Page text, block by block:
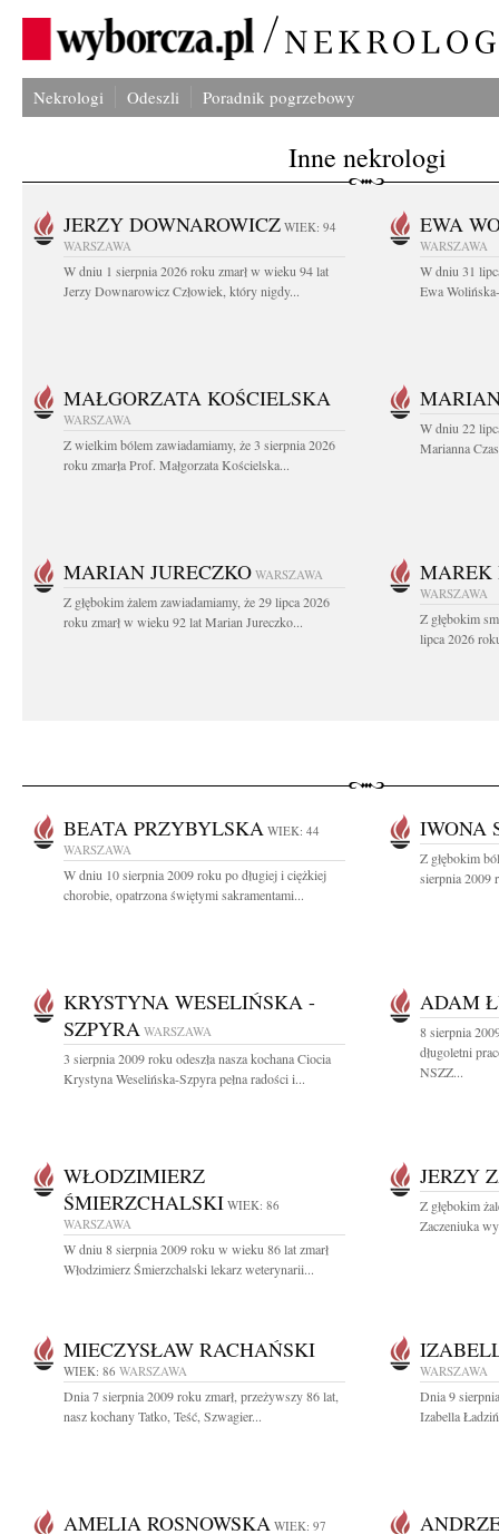
Nekrologi Odeszli Poradnik pogrzebowy
Inne nekrologi
JERZY DOWNAROWICZ WIEK: 94
WARSZAWA
W dniu 1 sierpnia 2026 roku zmarł w wieku 94 lat
Jerzy Downarowicz Człowiek, który nigdy...
EWA
WARSZAWA
W dniu 31
Ewa
MAŁGORZATA KOŚCIELSKA
WARSZAWA
Z wielkim bólem zawiadamiamy, że 3 sierpnia 2026
roku zmarła Prof. Małgorzata Kościelska...
W dniu 22
Marianna
MARIAN JURECZKO WARSZAWA
Z głębokim żalem zawiadamiamy, że 29 lipca 2026
roku zmarł w wieku 92 lat Marian Jureczko...
MAREK
WARSZAWA
Z głębokim
lipca 2026
BEATA PRZYBYLSKA WIEK: 44
WARSZAWA
W dniu 10 sierpnia 2009 roku po długiej i ciężkiej
chorobie, opatrzona świętymi sakramentami...
IWONA
Z głębokim
sierpnia 2009
KRYSTYNA WESELIŃSKA -
SZPYRA WARSZAWA
3 sierpnia 2009 roku odeszła nasza kochana Ciocia
Krystyna Weselińska-Szpyra pełna radości i...
ADAM
8 sierpnia
długoletni
NSZZ...
WŁODZIMIERZ
ŚMIERZCHALSKI WIEK: 86
WARSZAWA
W dniu 8 sierpnia 2009 roku w wieku 86 lat zmarł
Włodzimierz Śmierzchalski lekarz weterynarii...
JERZY
Z głębokim
Zaczeniuka
MIECZYSŁAW RACHAŃSKI
WIEK: 86 WARSZAWA
Dnia 7 sierpnia 2009 roku zmarł, przeżywszy 86 lat,
nasz kochany Tatko, Teść, Szwagier...
WARSZAWA
Dnia 9
Izabella
AMELIA ROSNOWSKA WIEK: 97